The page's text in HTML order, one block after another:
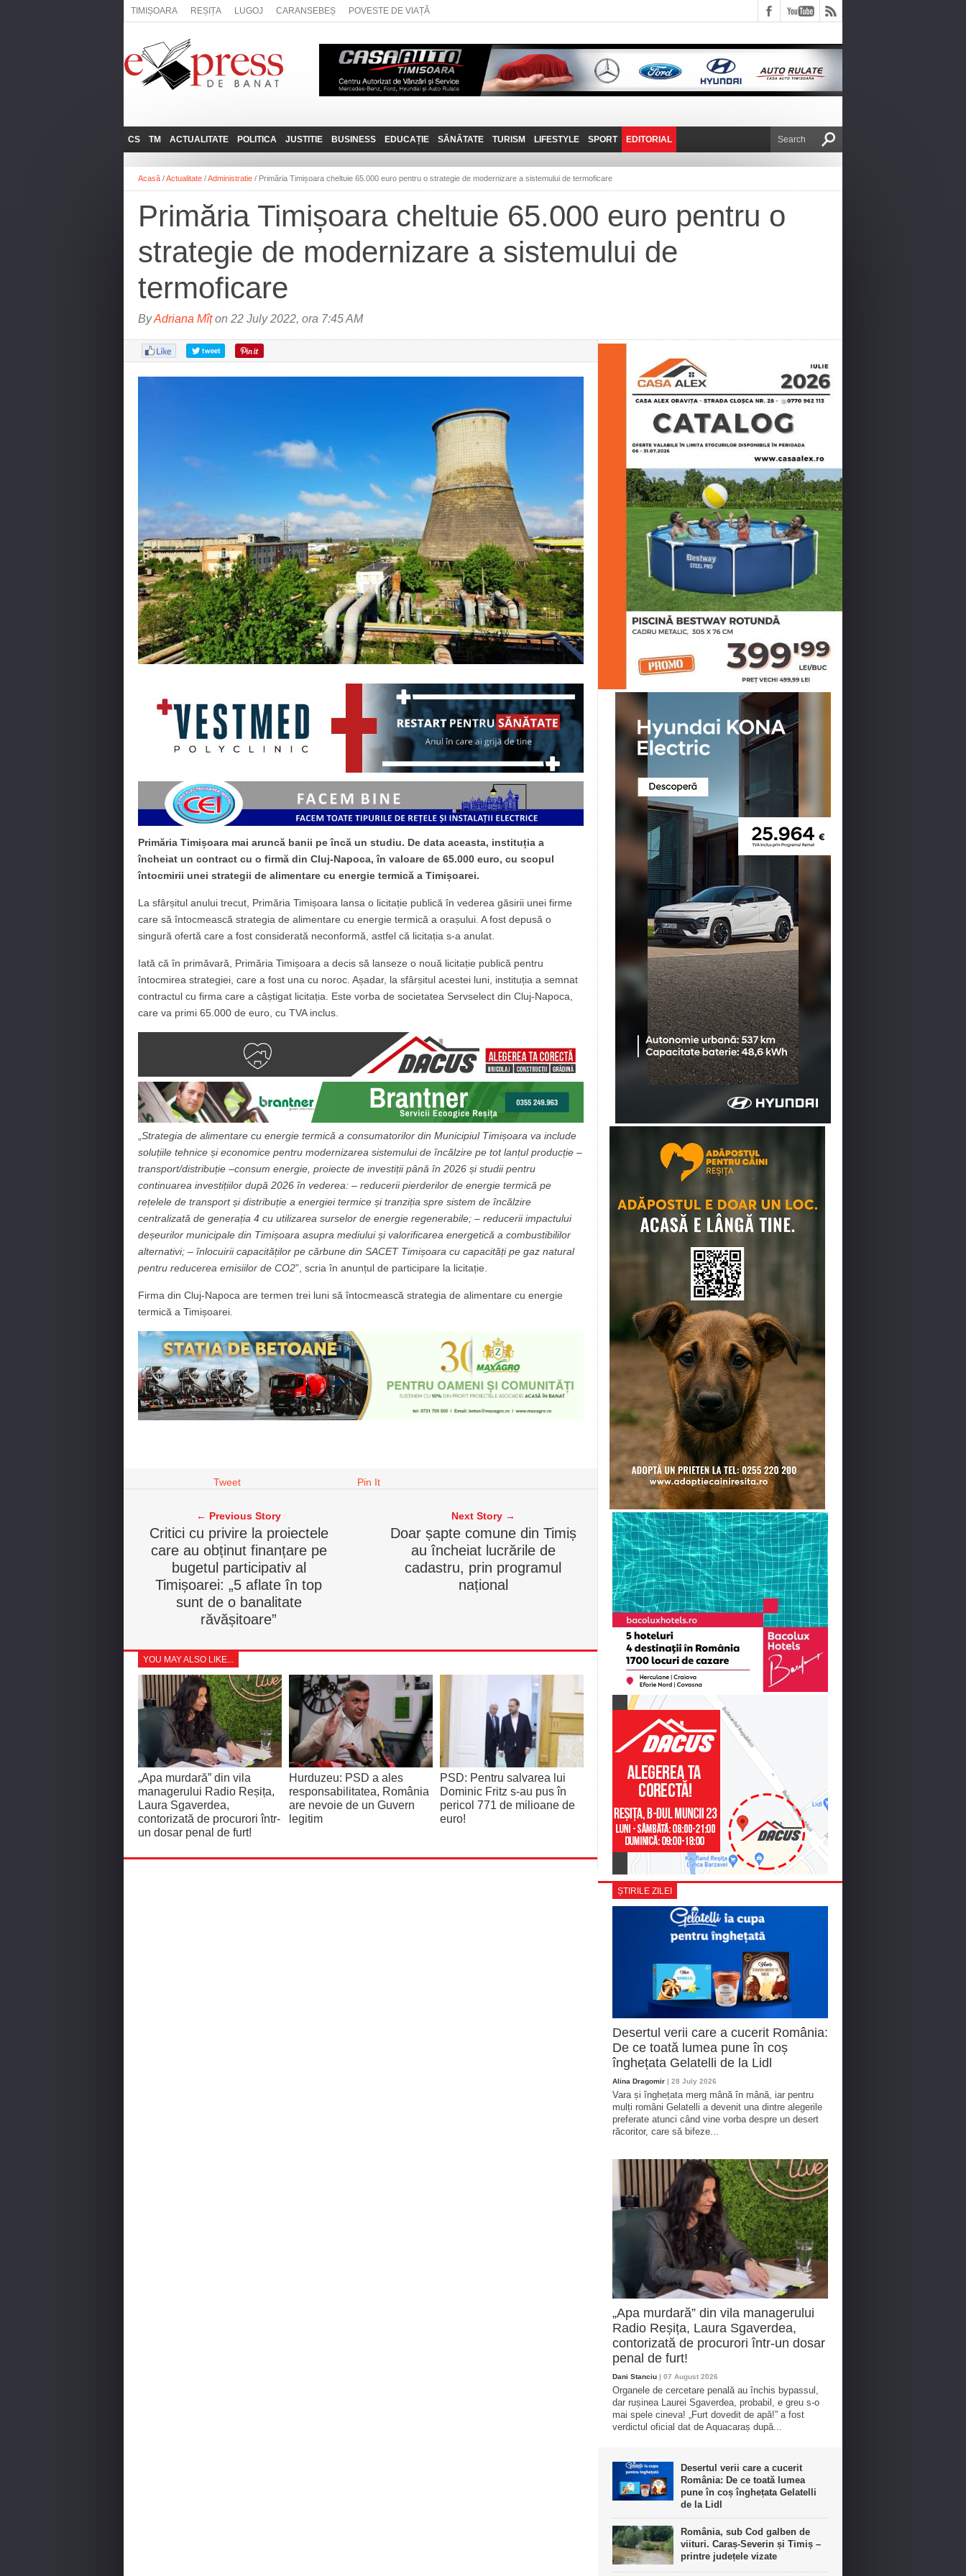
TIMIȘOARA REȘIȚA LUGOJ CARANSEBEȘ POVESTE DE VIAȚĂ
CS
REȘIȚA
CARANSEBEȘ
ANINA
BOCŞA
ORAVIȚA
TM
LUGOJ
TIMIȘOARA
ACTUALITATE
ADMINISTRATIE
NAȚIONAL
SOCIAL
POLITICA
EXPRESSLIVE
INTERVIURILE
JUSTITIE BUSINESS
JOB-URI
TEHNIT
EDUCAȚIE SĂNĂTATE TURISM
PRIN MUNȚII
BANATULUI
FANTASTICUL BANAT
TRAVEL VLOG
LIFESTYLE
POVESTE DE VIAȚĂ
SPORT EDITORIAL
DE VICTOR NAFIRU
Acasă /Actualitate /Administratie / Primăria Timișoara cheltuie 65.000 euro pentru o strategie de modernizare a sistemului de termoficare
Primăria Timișoara cheltuie 65.000 euro pentru o
strategie de modernizare a sistemului de
termoficare
ByAdriana Mîțon 22 July 2022, ora 7:45 AM
Primăria Timișoara mai aruncă banii pe încă un studiu. De data aceasta, instituția a
încheiat un contract cu o firmă din Cluj-Napoca, în valoare de 65.000 euro, cu scopul
întocmirii unei strategii de alimentare cu energie termică a Timișoarei.
La sfârșitul anului trecut, Primăria Timișoara lansa o licitație publică în vederea găsirii unei firme
care să întocmească strategia de alimentare cu energie termică a orașului. A fost depusă o
singură ofertă care a fost considerată neconformă, astfel că licitația s-a anulat.
Iată că în primăvară, Primăria Timișoara a decis să lanseze o nouă licitație publică pentru
întocmirea strategiei, care a fost una cu noroc. Așadar, la sfârșitul acestei luni, instituția a semnat
contractul cu firma care a câștigat licitația. Este vorba de societatea Servselect din Cluj-Napoca,
care va primi 65.000 de euro, cu TVA inclus.
„Strategia de alimentare cu energie termică a consumatorilor din Municipiul Timișoara va include
soluțiile tehnice și economice pentru modernizarea sistemului de încălzire pe tot lanțul producție –
transport/distribuție –consum energie, proiecte de investiții până în 2026 și studii pentru
continuarea investițiilor după 2026 în vederea: – reducerii pierderilor de energie termică pe
rețelele de transport și distribuție a energiei termice și tranziția spre sistem de încălzire
centralizată de generația 4 cu utilizarea surselor de energie regenerabile; – reducerii impactului
deșeurilor municipale din Timișoara asupra mediului și valorificarea energetică a combustibililor
alternativi; – înlocuirii capacităților pe cărbune din SACET Timișoara cu capacități pe gaz natural
pentru reducerea emisiilor de CO2”, scria în anunțul de participare la licitație.
Firma din Cluj-Napoca are termen trei luni să întocmească strategia de alimentare cu energie
termică a Timișoarei.
Tweet Pin It
← Previous Story
Critici cu privire la proiectele
care au obținut finanțare pe
bugetul participativ al
Timișoarei: „5 aflate în top
sunt de o banalitate
răvășitoare”
Next Story →
Doar șapte comune din Timiș
au încheiat lucrările de
cadastru, prin programul
național
YOU MAY ALSO LIKE...
„Apa murdară” din vila
managerului Radio Reșița,
Laura Sgaverdea,
contorizată de procurori într-
un dosar penal de furt!
Hurduzeu: PSD a ales
responsabilitatea, România
are nevoie de un Guvern
legitim
PSD: Pentru salvarea lui
Dominic Fritz s-au pus în
pericol 771 de milioane de
euro!
ȘTIRILE ZILEI
Desertul verii care a cucerit România:
De ce toată lumea pune în coș
înghețata Gelatelli de la Lidl
Alina Dragomir | 28 July 2026
Vara și înghețata merg mână în mână, iar pentru
mulți români Gelatelli a devenit una dintre alegerile
preferate atunci când vine vorba despre un desert
răcoritor, care să bifeze...
„Apa murdară” din vila managerului
Radio Reșița, Laura Sgaverdea,
contorizată de procurori într-un dosar
penal de furt!
Dani Stanciu | 07 August 2026
Organele de cercetare penală au închis bypassul,
dar rușinea Laurei Sgaverdea, probabil, e greu s-o
mai spele cineva! „Furt dovedit de apă!” a fost
verdictul oficial dat de Aquacaraș după...
Desertul verii care a cucerit
România: De ce toată lumea
pune în coș înghețata Gelatelli
de la Lidl
România, sub Cod galben de
viituri. Caraș-Severin și Timiș –
printre județele vizate